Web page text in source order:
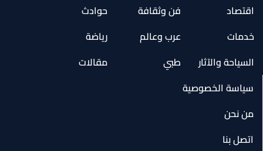
اقتصاد
فن وثقافة
حوادث
خدمات
عرب وعالم
رياضة
السياحة والآثار
طبي
مقالات
سياسة الخصوصية
من نحن
اتصل بنا